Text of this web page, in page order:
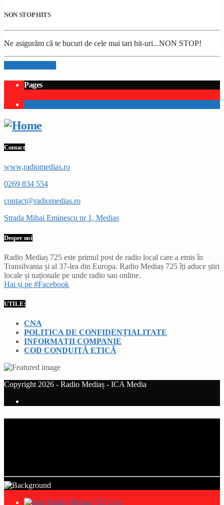
NON STOP HITS
Ne asigurăm că te bucuri de cele mai tari hit-uri...NON STOP!
Info and episodes
Pages
Contact
www,radiomedias.ro
0269 834 554
contact@radiomedias.ro
Strada Mihai Eminescu nr 1, Medias
Despre noi
Radio Mediaș 725 este primul post de radio local care a emis în
Transilvania și al 37-lea din Europa. Radio Mediaș 725 îți aduce știri
locale și naționale pe unde radio sau online.
Hai și pe #Facebook
UTILE:
CNA
POLITICA DE CONFIDENȚIALITATE
INFORMAȚII COMPANIE
COD CONDUITĂ ETICĂ
Copyright 2026 - Radio Mediaș - ICA Media
Radio Mediaș 725 Live